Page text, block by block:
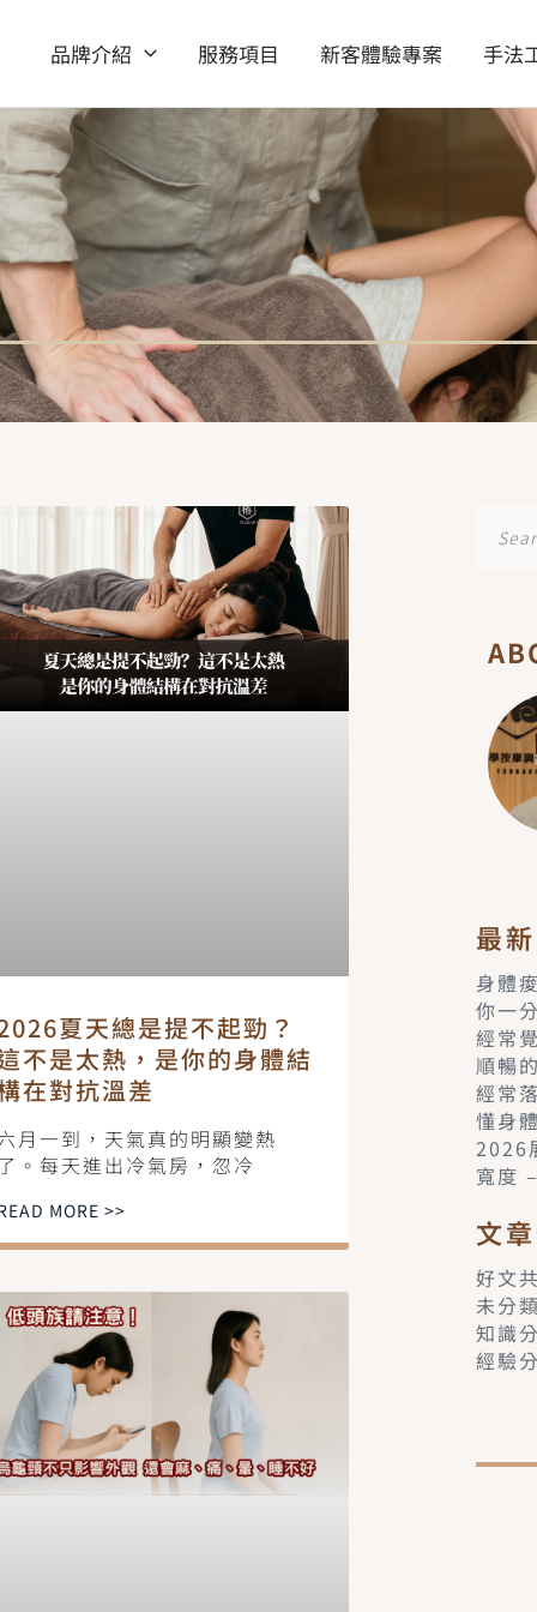
品牌介紹 服務項目 新客體驗專案 手法
夏天總是提不起勁？
不是太熱，是你的身體結
在對抗溫差
月一到，天氣真的明顯變熱
。每天進出冷氣房，忽冷
MORE >>
最
身體
你一
經常
順暢
經常
懂身
2026
寬度
文
好文
未分
知識
經驗